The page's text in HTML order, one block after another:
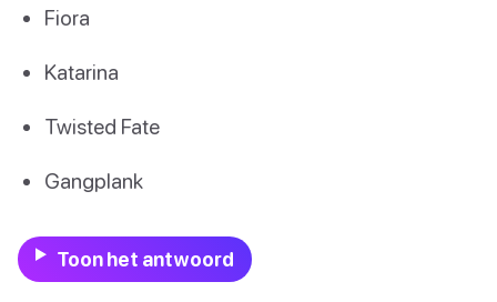
Fiora
Katarina
Twisted Fate
Gangplank
Toon het antwoord